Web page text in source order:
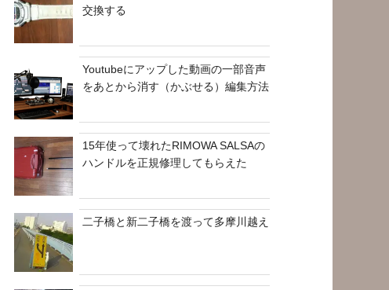
交換する
Youtubeにアップした動画の一部音声
をあとから消す（かぶせる）編集方法
15年使って壊れたRIMOWA SALSAの
ハンドルを正規修理してもらえた
二子橋と新二子橋を渡って多摩川越え